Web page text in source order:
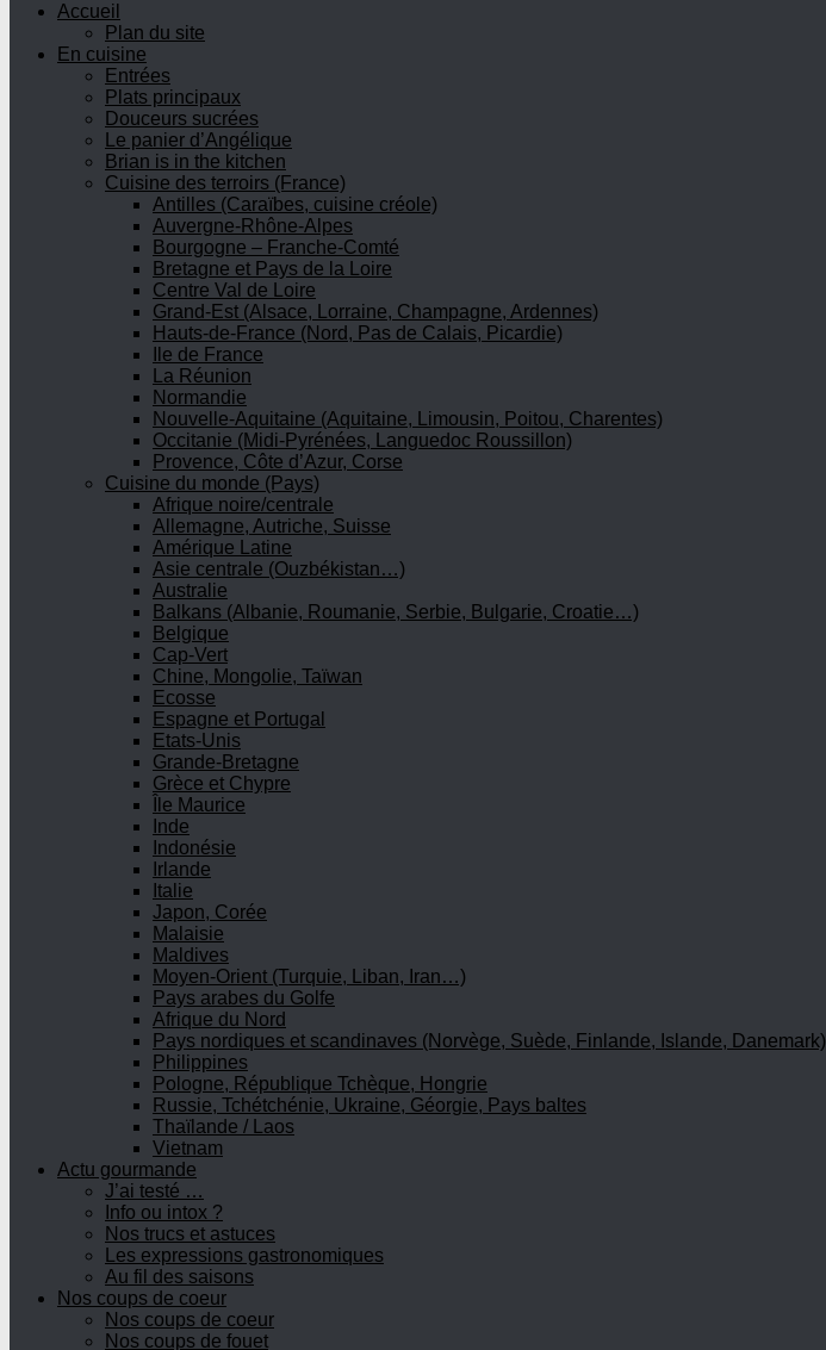
Accueil
Plan du site
En cuisine
Entrées
Plats principaux
Douceurs sucrées
Le panier d’Angélique
Brian is in the kitchen
Cuisine des terroirs (France)
Antilles (Caraïbes, cuisine créole)
Auvergne-Rhône-Alpes
Bourgogne – Franche-Comté
Bretagne et Pays de la Loire
Centre Val de Loire
Grand-Est (Alsace, Lorraine, Champagne, Ardennes)
Hauts-de-France (Nord, Pas de Calais, Picardie)
Ile de France
La Réunion
Normandie
Nouvelle-Aquitaine (Aquitaine, Limousin, Poitou, Charentes)
Occitanie (Midi-Pyrénées, Languedoc Roussillon)
Provence, Côte d’Azur, Corse
Cuisine du monde (Pays)
Afrique noire/centrale
Allemagne, Autriche, Suisse
Amérique Latine
Asie centrale (Ouzbékistan…)
Australie
Balkans (Albanie, Roumanie, Serbie, Bulgarie, Croatie…)
Belgique
Cap-Vert
Chine, Mongolie, Taïwan
Ecosse
Espagne et Portugal
Etats-Unis
Grande-Bretagne
Grèce et Chypre
Île Maurice
Inde
Indonésie
Irlande
Italie
Japon, Corée
Malaisie
Maldives
Moyen-Orient (Turquie, Liban, Iran…)
Pays arabes du Golfe
Afrique du Nord
Pays nordiques et scandinaves (Norvège, Suède, Finlande, Islande, Danemark)
Philippines
Pologne, République Tchèque, Hongrie
Russie, Tchétchénie, Ukraine, Géorgie, Pays baltes
Thaïlande / Laos
Vietnam
Actu gourmande
J’ai testé …
Info ou intox ?
Nos trucs et astuces
Les expressions gastronomiques
Au fil des saisons
Nos coups de coeur
Nos coups de coeur
Nos coups de fouet